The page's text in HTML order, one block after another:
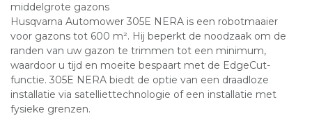
middelgrote gazons
Husqvarna Automower 305E NERA is een robotmaaier
voor gazons tot 600 m². Hij beperkt de noodzaak om de
randen van uw gazon te trimmen tot een minimum,
waardoor u tijd en moeite bespaart met de EdgeCut-
functie. 305E NERA biedt de optie van een draadloze
installatie via satelliettechnologie of een installatie met
fysieke grenzen.